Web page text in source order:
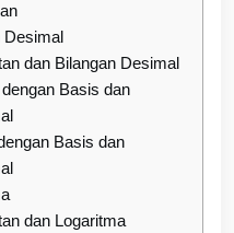
Desimal
dan Bilangan Desimal
Basis dan
Basis dan
dan Logaritma